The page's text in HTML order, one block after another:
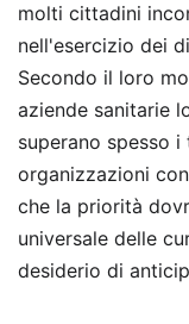
molti cittadini
nell'esercizio dei
Secondo il loro
aziende sanitarie
superano spesso
organizzazioni
che la priorità
universale delle
desiderio di